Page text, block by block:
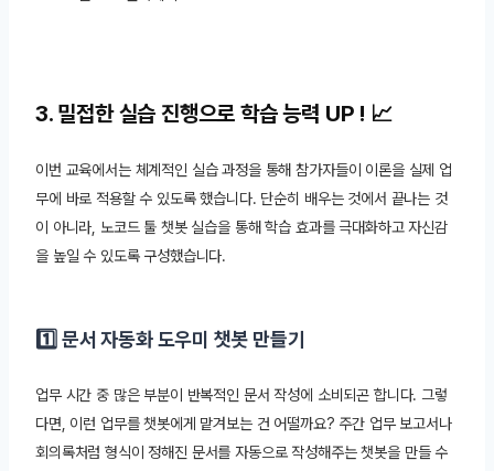
3. 밀접한 실습 진행으로 학습 능력 UP ! 📈
이번 교육에서는 체계적인 실습 과정을 통해 참가자들이 이론을 실제 업
무에 바로 적용할 수 있도록 했습니다. 단순히 배우는 것에서 끝나는 것
이 아니라, 노코드 툴 챗봇 실습을 통해 학습 효과를 극대화하고 자신감
을 높일 수 있도록 구성했습니다.
1️⃣ 문서 자동화 도우미 챗봇 만들기
업무 시간 중 많은 부분이 반복적인 문서 작성에 소비되곤 합니다. 그렇
다면, 이런 업무를 챗봇에게 맡겨보는 건 어떨까요? 주간 업무 보고서나
회의록처럼 형식이 정해진 문서를 자동으로 작성해주는 챗봇을 만들 수